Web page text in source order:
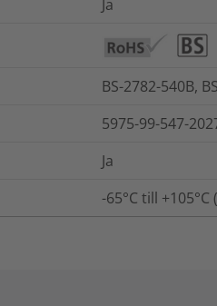
Ja
BS-2782-540B,
5975-99-547-
Ja
-65°C till